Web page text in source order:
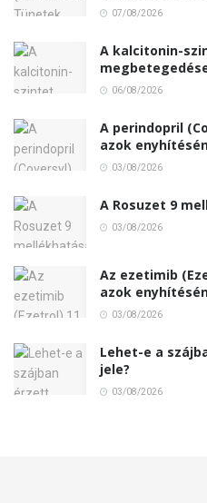
07/08/2026
A kalcitonin-
06/08/2026
A perindopril
azok
03/08/2026
A Rosuzet 9
03/08/2026
Az ezetimib
azok
03/08/2026
Lehet-e a
jele?
03/08/2026